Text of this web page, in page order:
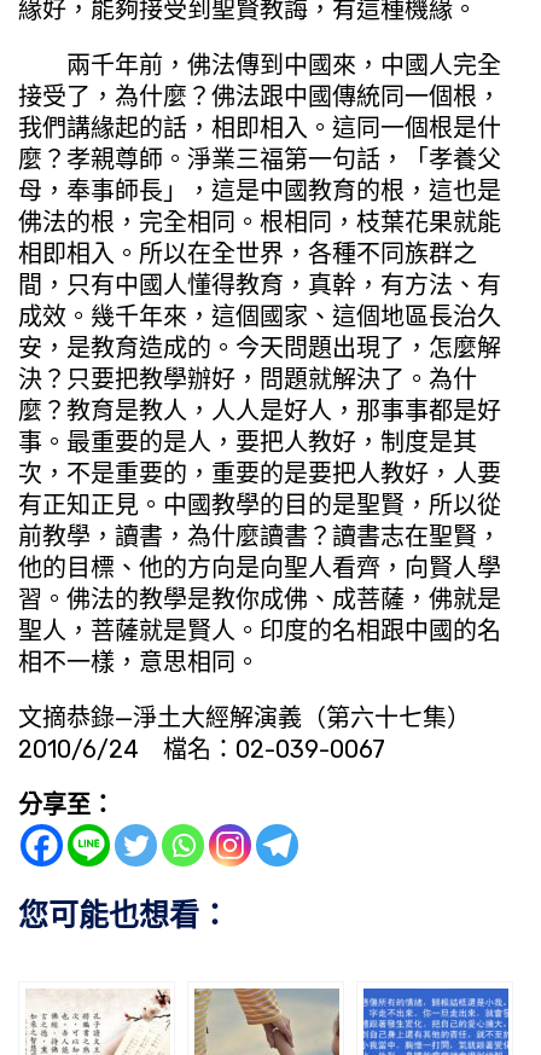
緣好，能夠接受到聖賢教誨，有這種機緣。
兩千年前，佛法傳到中國來，中國人完全
接受了，為什麼？佛法跟中國傳統同一個根，
我們講緣起的話，相即相入。這同一個根是什
麼？孝親尊師。淨業三福第一句話，「孝養父
母，奉事師長」，這是中國教育的根，這也是
佛法的根，完全相同。根相同，枝葉花果就能
相即相入。所以在全世界，各種不同族群之
間，只有中國人懂得教育，真幹，有方法、有
成效。幾千年來，這個國家、這個地區長治久
安，是教育造成的。今天問題出現了，怎麼解
決？只要把教學辦好，問題就解決了。為什
麼？教育是教人，人人是好人，那事事都是好
事。最重要的是人，要把人教好，制度是其
次，不是重要的，重要的是要把人教好，人要
有正知正見。中國教學的目的是聖賢，所以從
前教學，讀書，為什麼讀書？讀書志在聖賢，
他的目標、他的方向是向聖人看齊，向賢人學
習。佛法的教學是教你成佛、成菩薩，佛就是
聖人，菩薩就是賢人。印度的名相跟中國的名
相不一樣，意思相同。
文摘恭錄—淨土大經解演義（第六十七集）
2010/6/24 檔名：02-039-0067
分享至：
您可能也想看：